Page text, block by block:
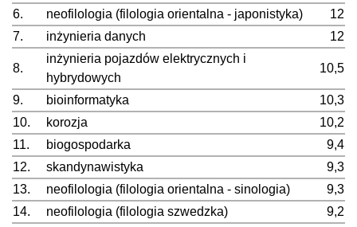
6.
neofilologia (filologia orientalna - japonistyka)
12
7.
inżynieria danych 12
8.
inżynieria pojazdów elektrycznych i
hybrydowych
10,5
9. bioinformatyka
10,3
10.
korozja
10,2
11.
biogospodarka
9,4
12.
skandynawistyka
9,3
13.
neofilologia (filologia orientalna - sinologia)
9,3
14.
neofilologia (filologia szwedzka)
9,2